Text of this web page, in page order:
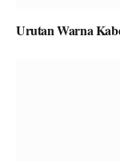
Urutan Warna